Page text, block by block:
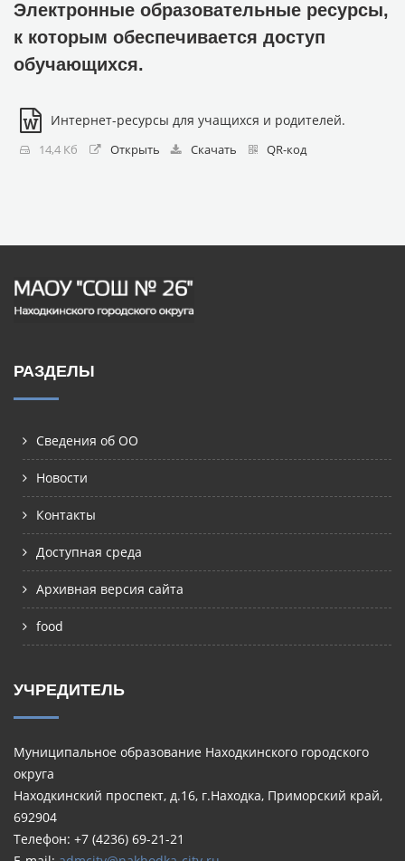
Электронные образовательные ресурсы,
к которым обеспечивается доступ
обучающихся.
Интернет-ресурсы для учащихся и родителей.
14,4 Кб Открыть Скачать QR-код
РАЗДЕЛЫ
Сведения об ОО
Новости
Контакты
Доступная среда
Архивная версия сайта
food
УЧРЕДИТЕЛЬ
Муниципальное образование Находкинского городского
округа
Находкинский проспект, д.16, г.Находка, Приморский край,
692904
Телефон: +7 (4236) 69-21-21